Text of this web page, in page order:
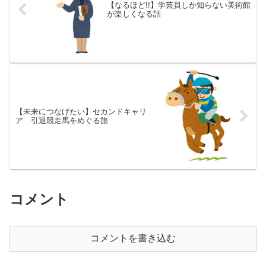
【なるほど!!】学芸員しか知らない美術館
が楽しくなる話
【未来につなげたい】セカンドキャリ
ア 引退競走馬をめぐる旅
コメント
コメントを書き込む